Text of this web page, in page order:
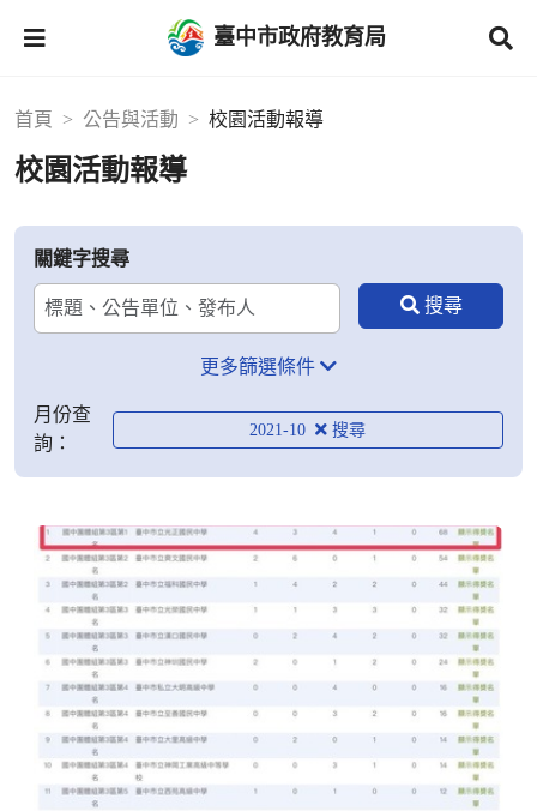
臺中市政府教育局
首頁 公告與活動 校園活動報導
校園活動報導
關鍵字搜尋
更多篩選條件
月份查
詢：
2021-10